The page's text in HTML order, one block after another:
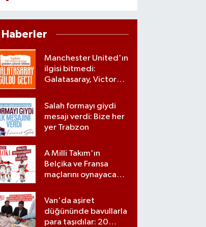
Haberler
Manchester United'ın
ilgisi bitmedi:
Galatasaray, Victor
kararını verdi
Salah formayı giydi
mesajı verdi: Bize her
yer Trabzon
A Milli Takım'ın
Belçika ve Fransa
maçlarını oynayacağı
Van'da aşiret
düğününde bavullarla
para taşıdılar: 20